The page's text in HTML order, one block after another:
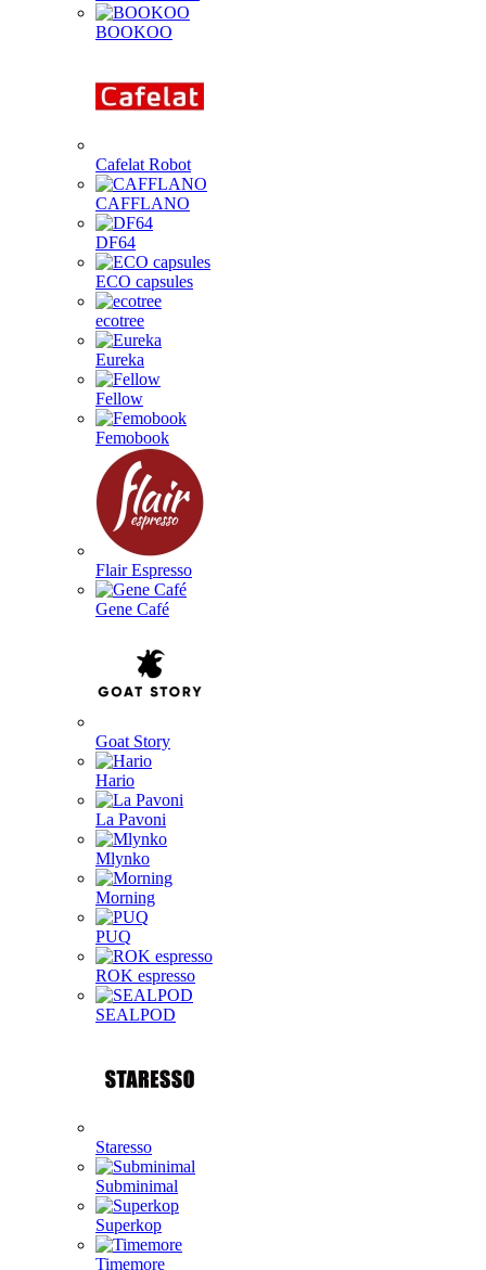
BOOKOO
Cafelat Robot
CAFFLANO
DF64
ECO capsules
ecotree
Eureka
Fellow
Femobook
Flair Espresso
Gene Café
Goat Story
Hario
La Pavoni
Mlynko
Morning
PUQ
ROK espresso
SEALPOD
Staresso
Subminimal
Superkop
Timemore